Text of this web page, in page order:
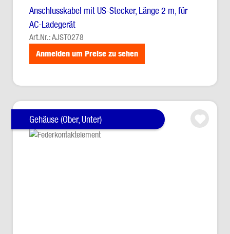
Anschlusskabel mit US-Stecker, Länge 2 m, für
AC-Ladegerät
Art.Nr.: AJST0278
Anmelden um Preise zu sehen
Gehäuse (Ober, Unter)